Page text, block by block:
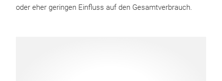
oder eher geringen Einfluss auf den Gesamtverbrauch.